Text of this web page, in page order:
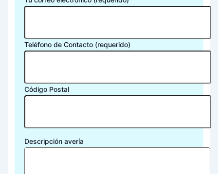
Teléfono de Contacto (requerido)
Código Postal
Descripción avería